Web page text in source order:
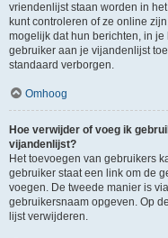
vriendenlijst staan worden in
kunt controleren of ze online
mogelijk dat hun berichten, in
gebruiker aan je vijandenlijst
standaard verborgen.
Omhoog
Hoe verwijder of voeg ik
vijandenlijst?
Het toevoegen van gebruikers
gebruiker staat een link om de
voegen. De tweede manier is
gebruikersnaam opgeven. Op
lijst verwijderen.